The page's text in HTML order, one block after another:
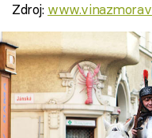
Zdroj: